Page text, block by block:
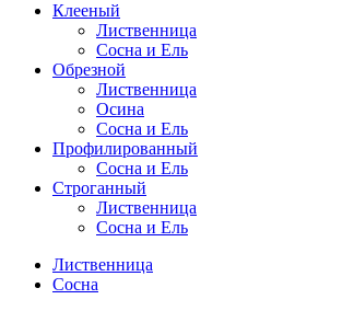
Клееный
Лиственница
Сосна и Ель
Обрезной
Лиственница
Осина
Сосна и Ель
Профилированный
Сосна и Ель
Строганный
Лиственница
Сосна и Ель
Лиственница
Сосна